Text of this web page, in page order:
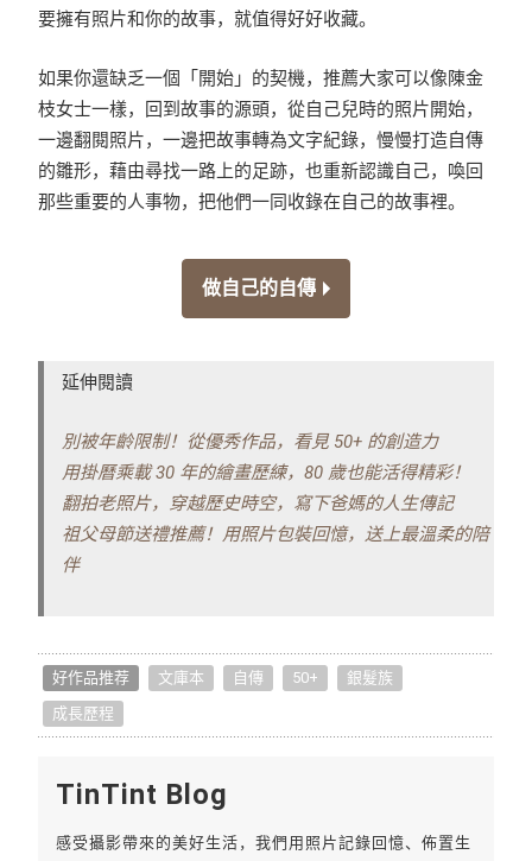
要擁有照片和你的故事，就值得好好收藏。
如果你還缺乏一個「開始」的契機，推薦大家可以像陳金
枝女士一樣，回到故事的源頭，從自己兒時的照片開始，
一邊翻閱照片，一邊把故事轉為文字紀錄，慢慢打造自傳
的雛形，藉由尋找一路上的足跡，也重新認識自己，喚回
那些重要的人事物，把他們一同收錄在自己的故事裡。
做自己的自傳
延伸閱讀
別被年齡限制！從優秀作品，看見 50+ 的創造力
用掛曆乘載 30 年的繪畫歷練，80 歲也能活得精彩！
翻拍老照片，穿越歷史時空，寫下爸媽的人生傳記
祖父母節送禮推薦！用照片包裝回憶，送上最溫柔的陪
伴
好作品推荐 文庫本 自傳 50+
銀髮族
成長歷程
TinTint Blog
感受攝影帶來的美好生活，我們用照片記錄回憶、佈置生